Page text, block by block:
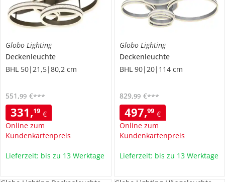
Globo Lighting
Deckenleuchte
BHL 50|21,5|80,2 cm
331,19 €
Online zum
Kundenkartenpreis
551 ,99 €***
Lieferzeit: bis zu 13 Werktage
Globo Lighting
Deckenleuchte
BHL 90|20|114 cm
497,99 €
Online zum
Kundenkartenpreis
829,99 €***
Lieferzeit: bis zu 13 Werktage